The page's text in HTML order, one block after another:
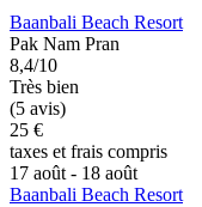
Baanbali Beach Resort
Pak Nam Pran
8,4/10
Très bien
(5 avis)
25 €
taxes et frais compris
17 août - 18 août
Baanbali Beach Resort